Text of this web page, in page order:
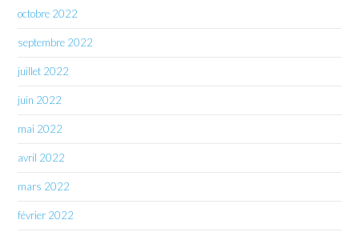
octobre 2022
septembre 2022
juillet 2022
juin 2022
mai 2022
avril 2022
mars 2022
février 2022